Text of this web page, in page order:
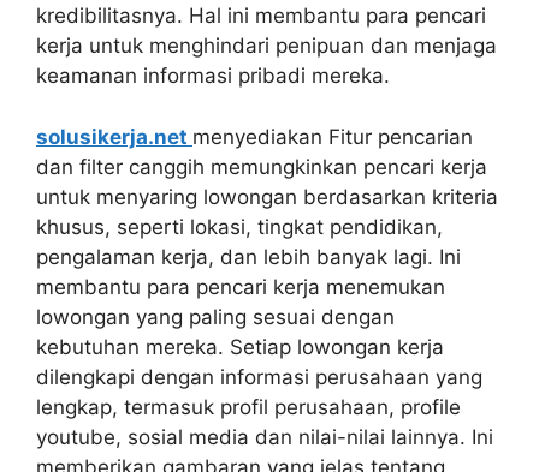
kredibilitasnya. Hal ini membantu para pencari
kerja untuk menghindari penipuan dan menjaga
keamanan informasi pribadi mereka.
solusikerja.net menyediakan Fitur pencarian
dan filter canggih memungkinkan pencari kerja
untuk menyaring lowongan berdasarkan kriteria
khusus, seperti lokasi, tingkat pendidikan,
pengalaman kerja, dan lebih banyak lagi. Ini
membantu para pencari kerja menemukan
lowongan yang paling sesuai dengan
kebutuhan mereka. Setiap lowongan kerja
dilengkapi dengan informasi perusahaan yang
lengkap, termasuk profil perusahaan, profile
youtube, sosial media dan nilai-nilai lainnya. Ini
memberikan gambaran yang jelas tentang